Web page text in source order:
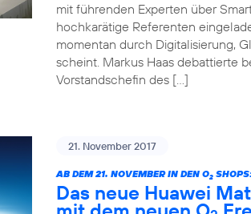
mit führenden Experten über
hochkarätige Referenten
momentan durch Digitalisierung,
scheint. Markus Haas debattierte
Vorstandschefin des […]
21. November 2017
AB DEM 21. NOVEMBER IN DEN O2
Das neue Huawei